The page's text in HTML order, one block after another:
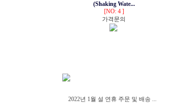
(Shaking Wate...
[NO: 4 ]
가격문의
2022년 1월 설 연휴 주문 및 배송 ...